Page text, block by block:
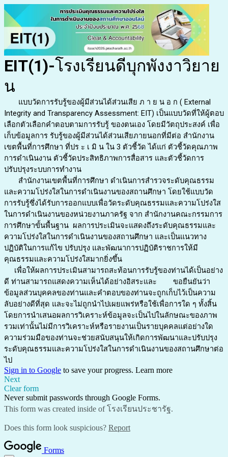
EIT(1)-โรงเรียนดีบุกพังงาวิยาย
น
แบบวัดการรับรู้ของผู้มีส่วนได้ส่วนเสีย ภ า ย น อ ก ( External
Integrity and Transparency Assessment: EIT) เป็นแบบวัดที่ให้ผู้ตอบ
เลือกตัวเลือกคำตอบตามการรับรู้ ของตนเอง โดยมีวัตถุประสงค์ เพื่อ
เก็บข้อมูลการ รับรู้ของผู้มีส่วนได้ส่วนเสียภายนอกที่มีต่อ สำนักงาน
เขตพื้นที่การศึกษา ที่ปร ะ เ มิ น ใน 3 ตัวชี้วัด ได้แก่ ตัวชี้วัดคุณภาพ
การดำเนินงาน ตัวชี้วัดประสิทธิภาพการสื่อสาร และตัวชี้วัดการ
ปรับปรุงระบบการทำงาน
สำนักงานเขตพื้นที่การศึกษา ดำเนินการสำรวจระดับคุณธรรม
และความโปร่งใสในการดำเนินงานของสถานศึกษา โดยใช้แบบวัด
การรับรู้ซึ่งได้รับการออกแบบเพื่อวัดระดับคุณธรรมและความโปร่งใส
ในการดำเนินงานของหน่วยงานภาครัฐ จาก สำนักงานคณะกรรมการ
การศึกษาขั้นพื้นฐาน ผลการประเมินจะแสดงถึงระดับคุณธรรมและ
ความโปร่งใสในการดำเนินงานของสถานศึกษา และเป็นแนวทาง
ปฏิบัติในการแก้ไข ปรับปรุง และพัฒนาการปฏิบัติราชการให้มี
คุณธรรมและความโปร่งใสมากยิ่งขึ้น
เพื่อให้ผลการประเมินสามารถสะท้อนการรับรู้ของท่านได้เป็นอย่าง
ดี ท่านสามารถแสดงความเห็นได้อย่างอิสระและ ขอยืนยันว่า
ข้อมูลส่วนบุคคลของท่านและคำตอบของท่านจะถูกเก็บไว้เป็นความ
ลับอย่างดีที่สุด และจะไม่ถูกนำไปเผยแพร่หรือใช้เพื่อการใด ๆ ทั้งสิ้น
โดยการนำเสนอผลการวิเคราะห์ข้อมูลจะเป็นไปในลักษณะของภาพ
รวมเท่านั้นไม่มีการวิเคราะห์หรือรายงานเป็นรายบุคคลแต่อย่างใด
ความร่วมมือของท่านจะช่วยสนับสนุนให้เกิดการพัฒนาและปรับปรุง
ระดับคุณธรรมและความโปร่งใสในการดำเนินงานของสถานศึกษาต่อ
ไป
Sign in to Google to save your progress. Learn more
Next
Clear form
Never submit passwords through Google Forms.
This form was created inside of โรงเรียนประชารัฐ.
Does this form look suspicious? Report
Forms